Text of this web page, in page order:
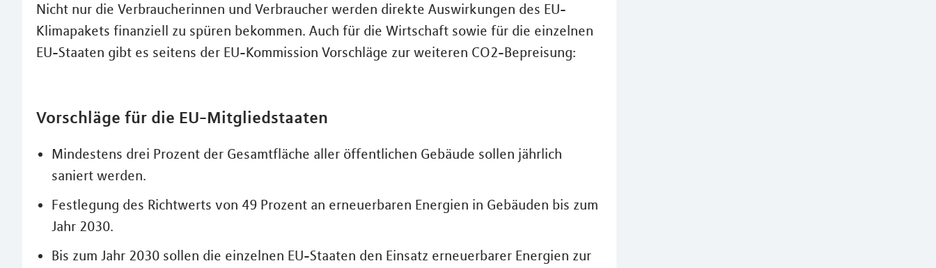
Nicht nur die Verbraucherinnen und Verbraucher werden direkte Auswirkungen des EU-
Klimapakets finanziell zu spüren bekommen. Auch für die Wirtschaft sowie für die einzelnen
EU-Staaten gibt es seitens der EU-Kommission Vorschläge zur weiteren CO2-Bepreisung:
Vorschläge für die EU-Mitgliedstaaten
Mindestens drei Prozent der Gesamtfläche aller öffentlichen Gebäude sollen jährlich
saniert werden.
Festlegung des Richtwerts von 49 Prozent an erneuerbaren Energien in Gebäuden bis zum
Jahr 2030.
Bis zum Jahr 2030 sollen die einzelnen EU-Staaten den Einsatz erneuerbarer Energien zur